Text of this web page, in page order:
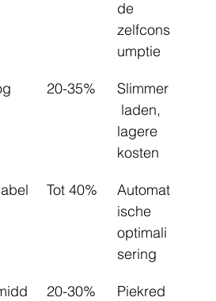
de
zelfcons
umptie
20-35%
Slimmer
laden,
lagere
kosten
Tot 40%
Automat
ische
optimali
sering
20-30%
Piekred